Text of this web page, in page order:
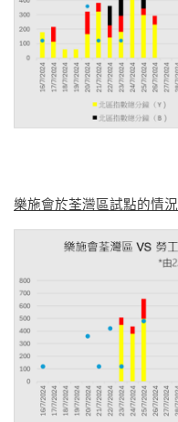
樂施會於荃灣區試點的情況